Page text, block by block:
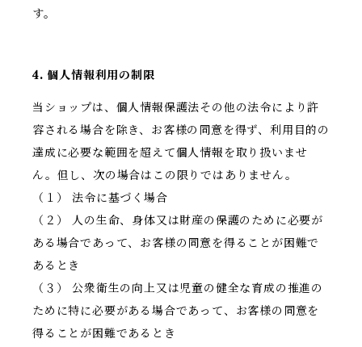
す。
4. 個人情報利用の制限
当ショップは、個人情報保護法その他の法令により許
容される場合を除き、お客様の同意を得ず、利用目的の
達成に必要な範囲を超えて個人情報を取り扱いませ
ん。但し、次の場合はこの限りではありません。
（１） 法令に基づく場合
（２） 人の生命、身体又は財産の保護のために必要が
ある場合であって、お客様の同意を得ることが困難で
あるとき
（３） 公衆衛生の向上又は児童の健全な育成の推進の
ために特に必要がある場合であって、お客様の同意を
得ることが困難であるとき